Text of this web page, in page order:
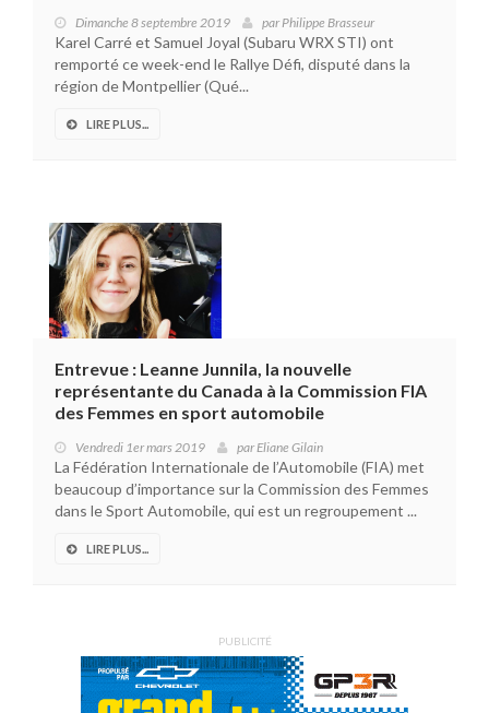
Dimanche 8 septembre 2019 parPhilippe Brasseur
Karel Carré et Samuel Joyal (Subaru WRX STI) ont
remporté ce week-end le Rallye Défi, disputé dans la
région de Montpellier (Qué...
LIRE PLUS...
Entrevue : Leanne Junnila, la nouvelle
représentante du Canada à la Commission FIA
des Femmes en sport automobile
Vendredi 1er mars 2019 parEliane Gilain
La Fédération Internationale de l’Automobile (FIA) met
beaucoup d’importance sur la Commission des Femmes
dans le Sport Automobile, qui est un regroupement ...
LIRE PLUS...
PUBLICITÉ